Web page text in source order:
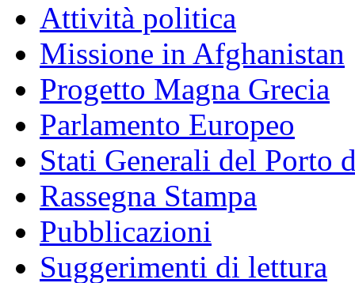
Attività politica
Missione in Afghanistan
Progetto Magna Grecia
Parlamento Europeo
Stati Generali del Porto
Rassegna Stampa
Pubblicazioni
Suggerimenti di lettura